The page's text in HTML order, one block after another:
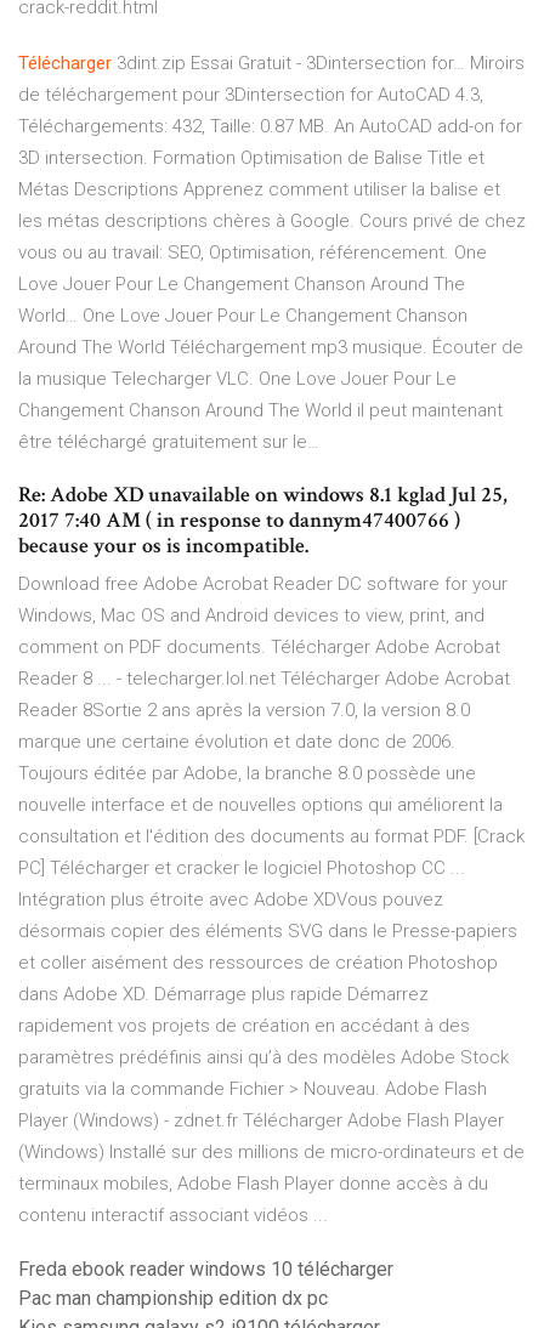
crack-reddit.html
Télécharger 3dint.zip Essai Gratuit - 3Dintersection for… Miroirs
de téléchargement pour 3Dintersection for AutoCAD 4.3,
Téléchargements: 432, Taille: 0.87 MB. An AutoCAD add-on for
3D intersection. Formation Optimisation de Balise Title et
Métas Descriptions Apprenez comment utiliser la balise et
les métas descriptions chères à Google. Cours privé de chez
vous ou au travail: SEO, Optimisation, référencement. One
Love Jouer Pour Le Changement Chanson Around The
World… One Love Jouer Pour Le Changement Chanson
Around The World Téléchargement mp3 musique. Écouter de
la musique Telecharger VLC. One Love Jouer Pour Le
Changement Chanson Around The World il peut maintenant
être téléchargé gratuitement sur le…
Re: Adobe XD unavailable on windows 8.1 kglad Jul 25,
2017 7:40 AM ( in response to dannym47400766 )
because your os is incompatible.
Download free Adobe Acrobat Reader DC software for your
Windows, Mac OS and Android devices to view, print, and
comment on PDF documents. Télécharger Adobe Acrobat
Reader 8 ... - telecharger.lol.net Télécharger Adobe Acrobat
Reader 8Sortie 2 ans après la version 7.0, la version 8.0
marque une certaine évolution et date donc de 2006.
Toujours éditée par Adobe, la branche 8.0 possède une
nouvelle interface et de nouvelles options qui améliorent la
consultation et l'édition des documents au format PDF. [Crack
PC] Télécharger et cracker le logiciel Photoshop CC ...
Intégration plus étroite avec Adobe XDVous pouvez
désormais copier des éléments SVG dans le Presse-papiers
et coller aisément des ressources de création Photoshop
dans Adobe XD. Démarrage plus rapide Démarrez
rapidement vos projets de création en accédant à des
paramètres prédéfinis ainsi qu’à des modèles Adobe Stock
gratuits via la commande Fichier > Nouveau. Adobe Flash
Player (Windows) - zdnet.fr Télécharger Adobe Flash Player
(Windows) Installé sur des millions de micro-ordinateurs et de
terminaux mobiles, Adobe Flash Player donne accès à du
contenu interactif associant vidéos ...
Freda ebook reader windows 10 télécharger
Pac man championship edition dx pc